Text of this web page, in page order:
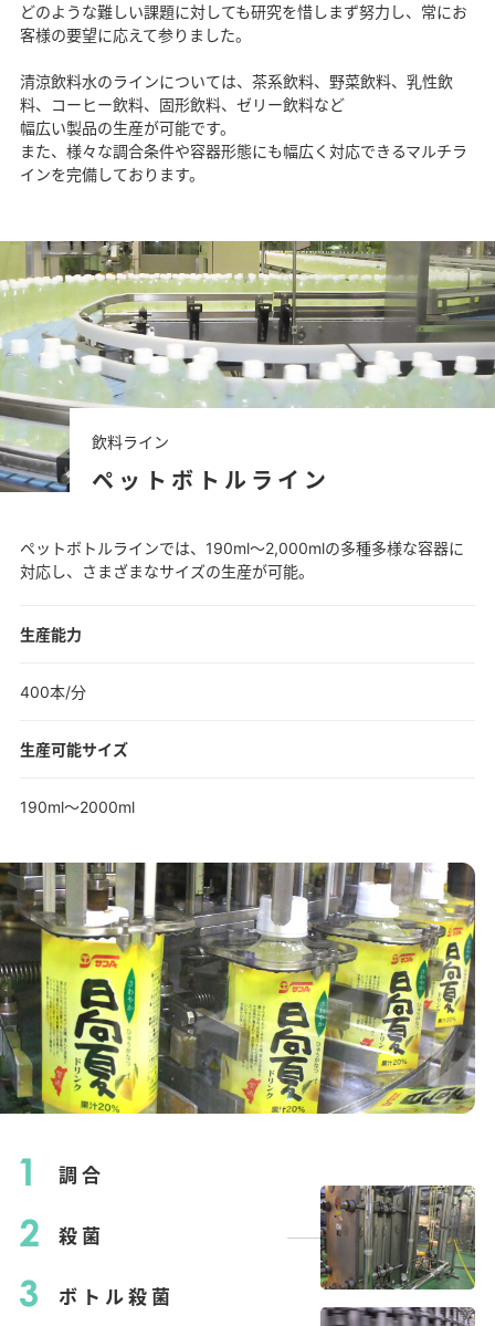
どのような難しい課題に対しても研究を惜しまず努力し、常にお
客様の要望に応えて参りました。
清涼飲料水のラインについては、茶系飲料、野菜飲料、乳性飲
料、コーヒー飲料、固形飲料、ゼリー飲料など
幅広い製品の生産が可能です。
また、様々な調合条件や容器形態にも幅広く対応できるマルチラ
インを完備しております。
飲料ライン
ペットボトルライン
ペットボトルラインでは、190ml～2,000mlの多種多様な容器に
対応し、さまざまなサイズの生産が可能。
生産能力
400本/分
生産可能サイズ
190ml～2000ml
調合
殺菌
ボトル殺菌